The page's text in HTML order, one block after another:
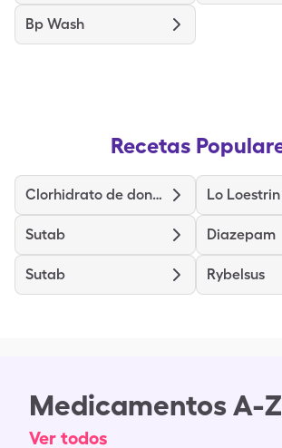
Bp Wash
Recetas
Clorhidrato de donepezilo Lo Loestrin
Sutab Diazepam
Sutab Rybelsus
Medicamentos A-
Ver todos